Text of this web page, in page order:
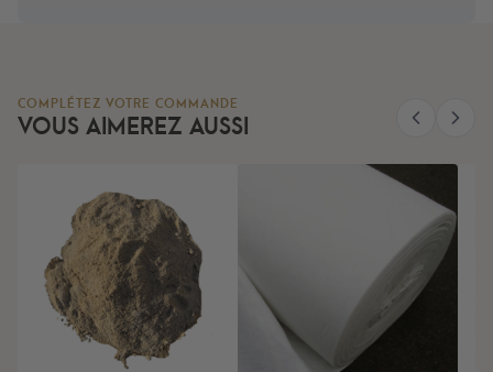
COMPLÉTEZ VOTRE COMMANDE
VOUS AIMEREZ AUSSI